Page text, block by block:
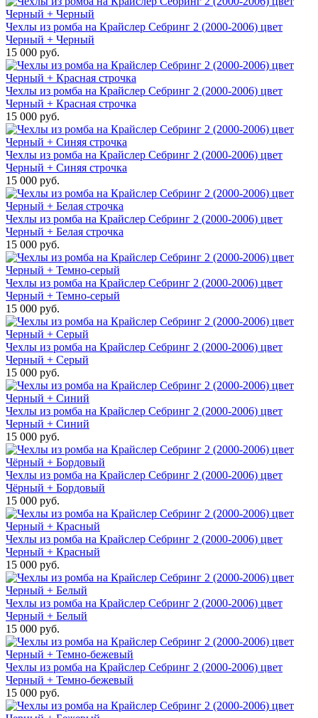
Чехлы из ромба на Крайслер Себринг 2 (2000-2006) цвет
Черный + Черный
15 000 руб.
Чехлы из ромба на Крайслер Себринг 2 (2000-2006) цвет
Черный + Красная строчка
15 000 руб.
Чехлы из ромба на Крайслер Себринг 2 (2000-2006) цвет
Черный + Синяя строчка
15 000 руб.
Чехлы из ромба на Крайслер Себринг 2 (2000-2006) цвет
Черный + Белая строчка
15 000 руб.
Чехлы из ромба на Крайслер Себринг 2 (2000-2006) цвет
Черный + Темно-серый
15 000 руб.
Чехлы из ромба на Крайслер Себринг 2 (2000-2006) цвет
Черный + Серый
15 000 руб.
Чехлы из ромба на Крайслер Себринг 2 (2000-2006) цвет
Черный + Синий
15 000 руб.
Чехлы из ромба на Крайслер Себринг 2 (2000-2006) цвет
Чёрный + Бордовый
15 000 руб.
Чехлы из ромба на Крайслер Себринг 2 (2000-2006) цвет
Черный + Красный
15 000 руб.
Чехлы из ромба на Крайслер Себринг 2 (2000-2006) цвет
Черный + Белый
15 000 руб.
Чехлы из ромба на Крайслер Себринг 2 (2000-2006) цвет
Черный + Темно-бежевый
15 000 руб.